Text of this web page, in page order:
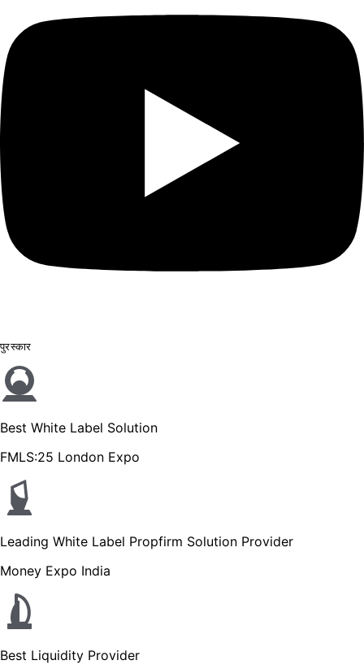
पुरस्कार
Best White Label Solution
FMLS:25 London Expo
Leading White Label Propfirm Solution Provider
Money Expo India
Best Liquidity Provider